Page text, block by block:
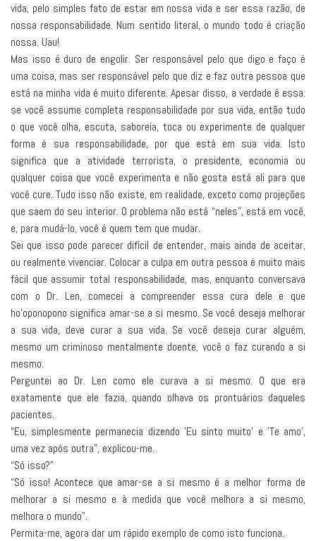
vida, pelo simples fato de estar em nossa vida e ser essa razão, de
nossa responsabilidade. Num sentido literal, o mundo todo é criação
nossa. Uau!
Mas isso é duro de engolir. Ser responsável pelo que digo e faço é
uma coisa, mas ser responsável pelo que diz e faz outra pessoa que
está na minha vida é muito diferente. Apesar disso, a verdade é essa:
se você assume completa responsabilidade por sua vida, então tudo
o que você olha, escuta, saboreia, toca ou experimente de qualquer
forma é sua responsabilidade, por que está em sua vida. Isto
significa que a atividade terrorista, o presidente, economia ou
qualquer coisa que você experimenta e não gosta está ali para que
você cure. Tudo isso não existe, em realidade, exceto como projeções
que saem do seu interior. O problema não está “neles”, está em você,
e, para mudá-lo, você é quem tem que mudar.
Sei que isso pode parecer difícil de entender, mais ainda de aceitar,
ou realmente vivenciar. Colocar a culpa em outra pessoa é muito mais
fácil que assumir total responsabilidade, mas, enquanto conversava
com o Dr. Len, comecei a compreender essa cura dele e que
ho'oponopono significa amar-se a si mesmo. Se você deseja melhorar
a sua vida, deve curar a sua vida. Se você deseja curar alguém,
mesmo um criminoso mentalmente doente, você o faz curando a si
mesmo.
Perguntei ao Dr. Len como ele curava a si mesmo. O que era
exatamente que ele fazia, quando olhava os prontuários daqueles
pacientes.
“Eu, simplesmente permanecia dizendo 'Eu sinto muito' e 'Te amo',
uma vez após outra”, explicou-me.
“Só isso?”
“Só isso! Acontece que amar-se a si mesmo é a melhor forma de
melhorar a si mesmo e à medida que você melhora a si mesmo,
melhora o mundo”.
Permita-me, agora dar um rápido exemplo de como isto funciona.